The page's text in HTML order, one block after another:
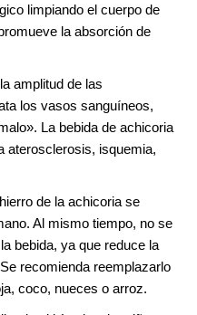
limpiando el cuerpo de
la absorción de
amplitud de las
los vasos sanguíneos,
La bebida de achicoria
aterosclerosis, isquemia,
de la achicoria se
Al mismo tiempo, no se
bebida, ya que reduce la
recomienda reemplazarlo
coco, nueces o arroz.